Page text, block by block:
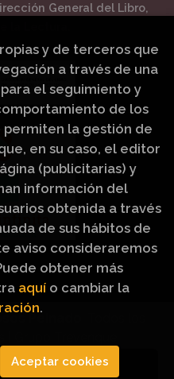
General del Libro,
Peinado
y de terceros que
a través de una
el seguimiento y
de los
permiten la gestión de
en su caso, el editor
(publicitarias) y
información del
obtenida a través
de sus hábitos de
aviso consideraremos
obtener más
aquí o cambiar la
.
Aceptar cookies